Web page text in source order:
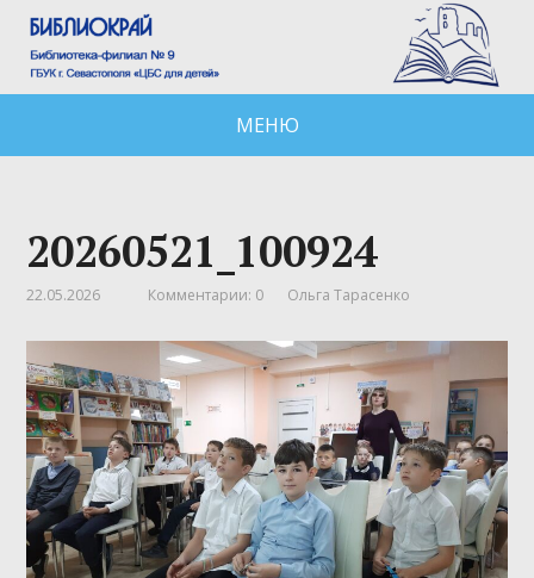
МЕНЮ
20260521_100924
22.05.2026 Комментарии: 0 Ольга Тарасенко